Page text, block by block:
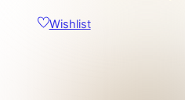
Wishlist